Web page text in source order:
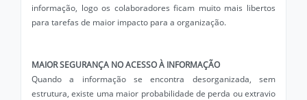
informação, logo os colaboradores ficam muito mais libertos
para tarefas de maior impacto para a organização.
MAIOR SEGURANÇA NO ACESSO À INFORMAÇÃO
Quando a informação se encontra desorganizada, sem
estrutura, existe uma maior probabilidade de perda ou extravio